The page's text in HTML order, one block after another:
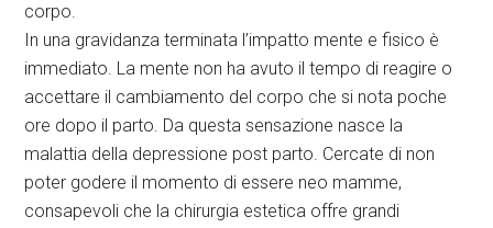
corpo.
In una gravidanza terminata l’impatto mente e fisico è
immediato. La mente non ha avuto il tempo di reagire o
accettare il cambiamento del corpo che si nota poche
ore dopo il parto. Da questa sensazione nasce la
malattia della depressione post parto. Cercate di non
poter godere il momento di essere neo mamme,
consapevoli che la chirurgia estetica offre grandi